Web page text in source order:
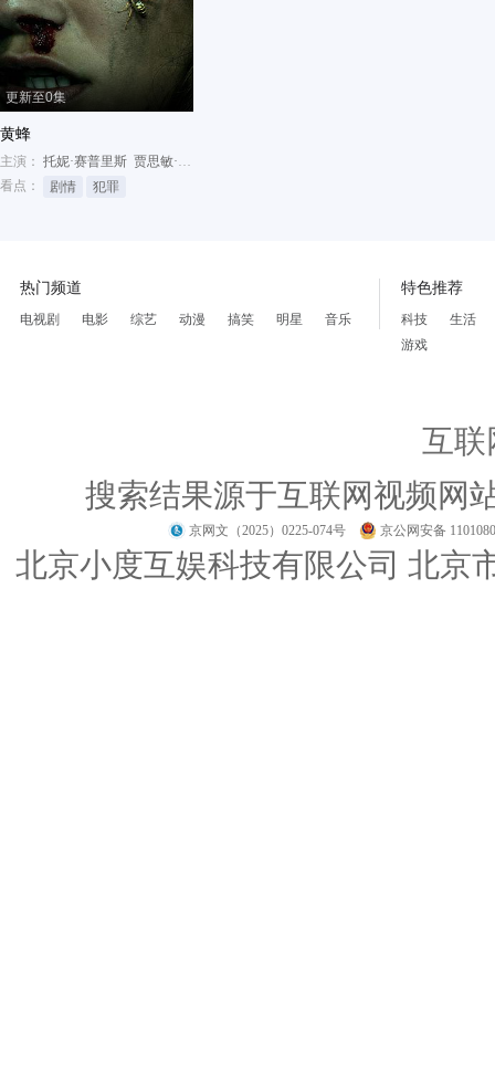
更新至0集
黄蜂
主演： 托妮·赛普里斯 贾思敏·萨沃伊·布朗
看点：
剧情 犯罪
热门频道
电视剧 电影 综艺 动漫 搞笑 明星 音乐
特色推荐
科技
生活
游戏
互联
搜索结果源于互联网视频网
京网文（2025）0225-074号 京公网安备
北京小度互娱科技有限公司 北京